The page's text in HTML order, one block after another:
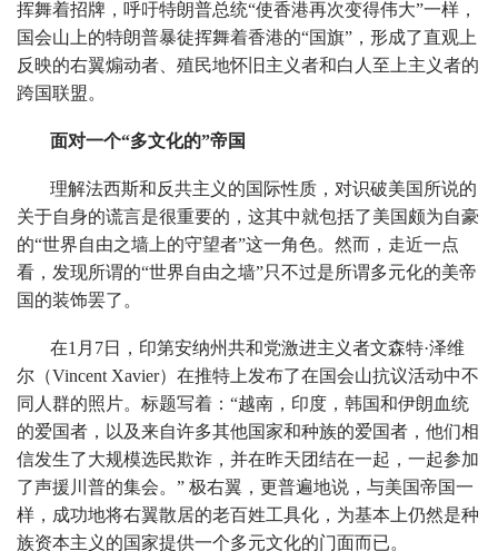
挥舞着招牌，呼吁特朗普总统“使香港再次变得伟大”一样，
国会山上的特朗普暴徒挥舞着香港的“国旗”，形成了直观上
反映的右翼煽动者、殖民地怀旧主义者和白人至上主义者的
跨国联盟。
面对一个“多文化的”帝国
理解法西斯和反共主义的国际性质，对识破美国所说的
关于自身的谎言是很重要的，这其中就包括了美国颇为自豪
的“世界自由之墙上的守望者”这一角色。然而，走近一点
看，发现所谓的“世界自由之墙”只不过是所谓多元化的美帝
国的装饰罢了。
在1月7日，印第安纳州共和党激进主义者文森特·泽维
尔（Vincent Xavier）在推特上发布了在国会山抗议活动中不
同人群的照片。标题写着：“越南，印度，韩国和伊朗血统
的爱国者，以及来自许多其他国家和种族的爱国者，他们相
信发生了大规模选民欺诈，并在昨天团结在一起，一起参加
了声援川普的集会。” 极右翼，更普遍地说，与美国帝国一
样，成功地将右翼散居的老百姓工具化，为基本上仍然是种
族资本主义的国家提供一个多元文化的门面而已。